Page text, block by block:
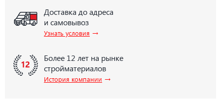
Доставка до адреса
и самовывоз
Узнать условия →
Более 12 лет на рынке
стройматериалов
История компании →